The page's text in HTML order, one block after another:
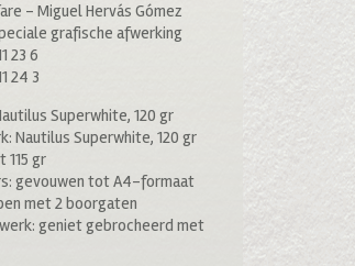
– Miguel Hervás Gómez
grafische afwerking
23 6
24 3
Superwhite, 120 gr
Nautilus Superwhite, 120 gr
115 gr
gevouwen tot A4-formaat
met 2 boorgaten
geniet gebrocheerd met